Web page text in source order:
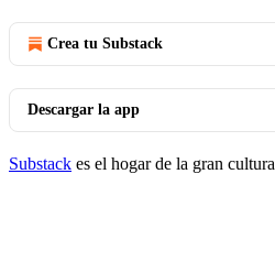
Crea tu Substack
Descargar la app
Substack es el hogar de la gran cultura